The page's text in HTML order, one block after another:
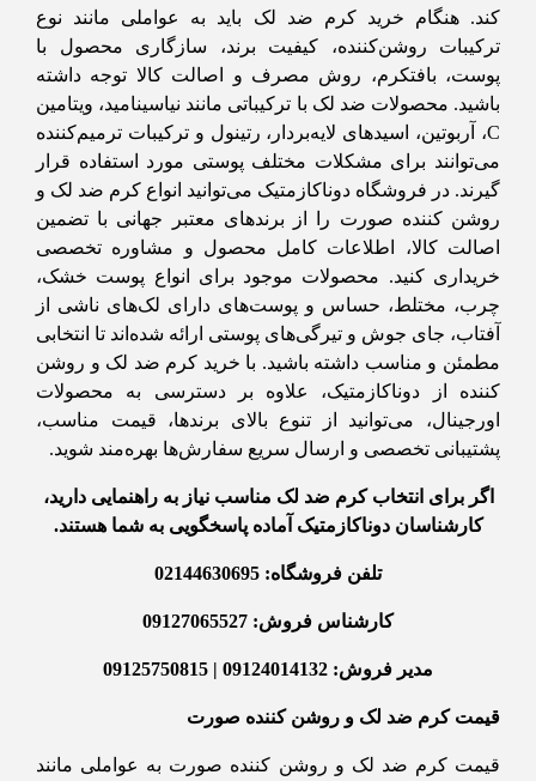
کند. هنگام خرید کرم ضد لک باید به عواملی مانند نوع
ترکیبات روشن‌کننده، کیفیت برند، سازگاری محصول با
پوست، بافتکرم، روش مصرف و اصالت کالا توجه داشته
باشید. محصولات ضد لک با ترکیباتی مانند نیاسینامید، ویتامین
C، آربوتین، اسیدهای لایه‌بردار، رتینول و ترکیبات ترمیم‌کننده
می‌توانند برای مشکلات مختلف پوستی مورد استفاده قرار
گیرند. در فروشگاه دوناکازمتیک می‌توانید انواع کرم ضد لک و
روشن کننده صورت را از برندهای معتبر جهانی با تضمین
اصالت کالا، اطلاعات کامل محصول و مشاوره تخصصی
خریداری کنید. محصولات موجود برای انواع پوست خشک،
چرب، مختلط، حساس و پوست‌های دارای لک‌های ناشی از
آفتاب، جای جوش و تیرگی‌های پوستی ارائه شده‌اند تا انتخابی
مطمئن و مناسب داشته باشید. با خرید کرم ضد لک و روشن
کننده از دوناکازمتیک، علاوه بر دسترسی به محصولات
اورجینال، می‌توانید از تنوع بالای برندها، قیمت مناسب،
پشتیبانی تخصصی و ارسال سریع سفارش‌ها بهره‌مند شوید.
اگر برای انتخاب کرم ضد لک مناسب نیاز به راهنمایی دارید،
کارشناسان دوناکازمتیک آماده پاسخگویی به شما هستند.
تلفن فروشگاه: 02144630695
کارشناس فروش: 09127065527
مدیر فروش: 09124014132 | 09125750815
قیمت کرم ضد لک و روشن کننده صورت
قیمت کرم ضد لک و روشن کننده صورت به عواملی مانند